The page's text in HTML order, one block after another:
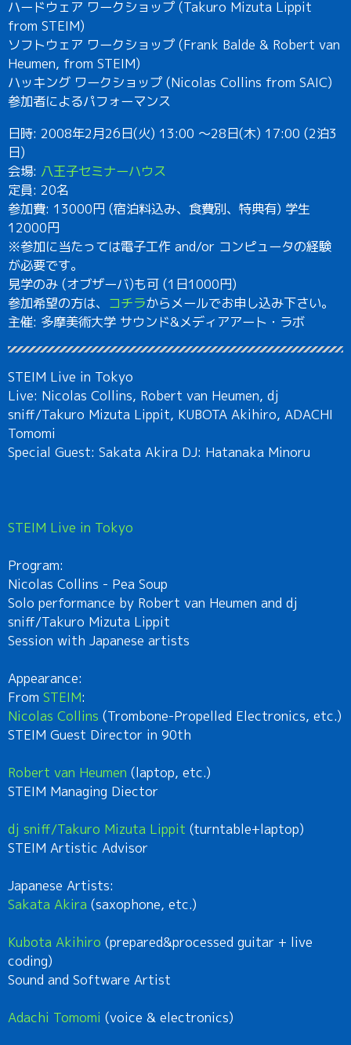
ハードウェア ワークショップ (Takuro Mizuta Lippit
from STEIM)
ソフトウェア ワークショップ (Frank Balde & Robert van
Heumen, from STEIM)
ハッキング ワークショップ (Nicolas Collins from SAIC)
参加者によるパフォーマンス
日時: 2008年2月26日(火) 13:00 〜28日(木) 17:00 (2泊3
日)
会場: 八王子セミナーハウス
定員: 20名
参加費: 13000円 (宿泊料込み、食費別、特典有) 学生
12000円
※参加に当たっては電子工作 and/or コンピュータの経験
が必要です。
見学のみ (オブザーバ)も可 (1日1000円)
参加希望の方は、 コチラからメールでお申し込み下さい。
主催: 多摩美術大学 サウンド&メディアアート・ラボ
STEIM Live in Tokyo
Live: Nicolas Collins, Robert van Heumen, dj
sniff/Takuro Mizuta Lippit, KUBOTA Akihiro, ADACHI
Tomomi
Special Guest: Sakata Akira DJ: Hatanaka Minoru
STEIM Live in Tokyo
Program:
Nicolas Collins - Pea Soup
Solo performance by Robert van Heumen and dj
sniff/Takuro Mizuta Lippit
Session with Japanese artists
Appearance:
From STEIM:
Nicolas Collins (Trombone-Propelled Electronics, etc.)
STEIM Guest Director in 90th
Robert van Heumen (laptop, etc.)
STEIM Managing Diector
dj sniff/Takuro Mizuta Lippit (turntable+laptop)
STEIM Artistic Advisor
Japanese Artists:
Sakata Akira(saxophone, etc.)
Kubota Akihiro (prepared&processed guitar + live
coding)
Sound and Software Artist
Adachi Tomomi (voice & electronics)